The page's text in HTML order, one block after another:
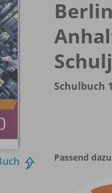
Schulbuch
Passend